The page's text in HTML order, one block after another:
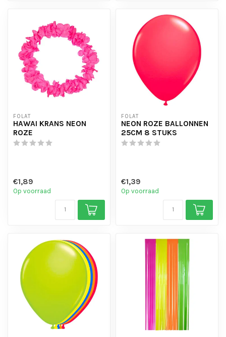
FOLAT
HAWAI KRANS NEON
ROZE
€1,89
Op voorraad
FOLAT
NEON ROZE BALLONNEN
25CM 8 STUKS
€1,39
Op voorraad